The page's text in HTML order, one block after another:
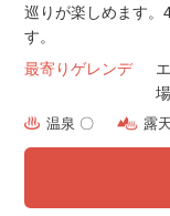
巡りが楽しめます。
す。
最寄りゲレンデ
温泉 〇 露